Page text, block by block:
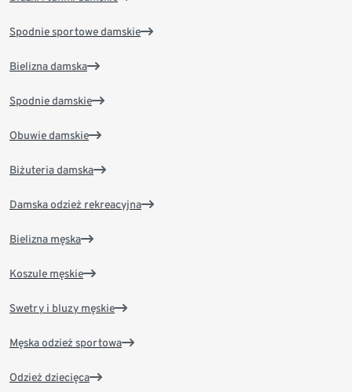
Spodnie sportowe damskie
Bielizna damska
Spodnie damskie
Obuwie damskie
Biżuteria damska
Damska odzież rekreacyjna
Bielizna męska
Koszule męskie
Swetry i bluzy męskie
Męska odzież sportowa
Odzież dziecięca